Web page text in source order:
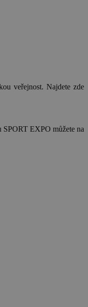
veřejnost. Najdete zde
EXPO můžete na